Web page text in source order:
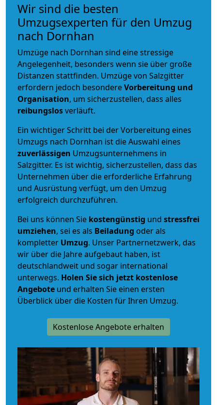
Wir sind die besten
Umzugsexperten für den Umzug
nach Dornhan
Umzüge nach Dornhan sind eine stressige
Angelegenheit, besonders wenn sie über große
Distanzen stattfinden. Umzüge von Salzgitter
erfordern jedoch besondereVorbereitung und
Organisation, um sicherzustellen, dass alles
reibungslosverläuft.
Ein wichtiger Schritt bei der Vorbereitung eines
Umzugs nach Dornhan ist die Auswahl eines
zuverlässigen Umzugsunternehmens in
Salzgitter. Es ist wichtig, sicherzustellen, dass das
Unternehmen über die erforderliche Erfahrung
und Ausrüstung verfügt, um den Umzug
erfolgreich durchzuführen.
Bei uns können Sie kostengünstig und stressfrei
umziehen, sei es als Beiladung oder als
kompletter Umzug. Unser Partnernetzwerk, das
wir über die Jahre aufgebaut haben, ist
deutschlandweit und sogar international
unterwegs. Holen Sie sich jetzt kostenlose
Angebote und erhalten Sie einen ersten
Überblick über die Kosten für Ihren Umzug.
Kostenlose Angebote erhalten